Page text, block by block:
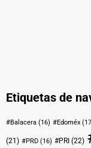
Etiquetas de
#Balacera (16) #Edoméx
(21) #PRD (16) #PRI (22)